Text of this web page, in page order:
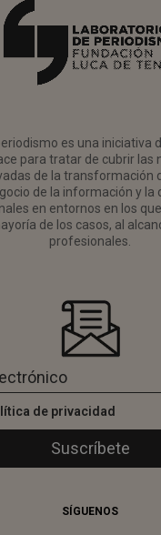
es una iniciativa
para tratar de cubrir las
de la transformación
de la información y la
en entornos en los
de los casos, al
profesionales.
de privacidad
SÍGUENOS